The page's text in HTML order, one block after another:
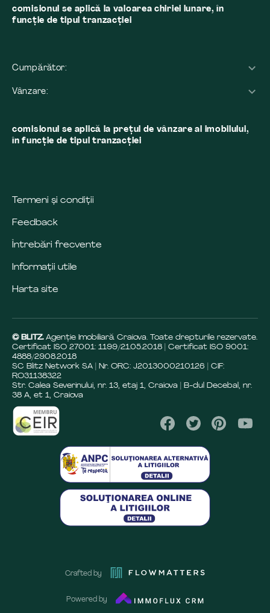
comisionul se aplică la valoarea chiriei lunare, în
funcție de tipul tranzacției
Cumpărător:
Vânzare:
comisionul se aplică la preţul de vânzare al imobilului,
în funcţie de tipul tranzacţiei
Termeni și condiții
Feedback
Întrebări frecvente
Informații utile
Harta site
© BLITZ. Agenție Imobiliară Craiova. Toate drepturile rezervate.
Certificat ISO 27001: 1199/21.05.2018 | Certificat ISO 9001:
4888/29.08.2018
SC Blitz Network SA | Nr. ORC: J2013000210126 | CIF:
RO31138322
Str. Calea Severinului, nr. 13, etaj 1, Craiova | B-dul Decebal, nr.
38 A, et 1, Craiova
Crafted by
Powered by